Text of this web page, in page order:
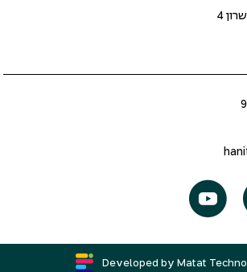
4
Developed by Matat